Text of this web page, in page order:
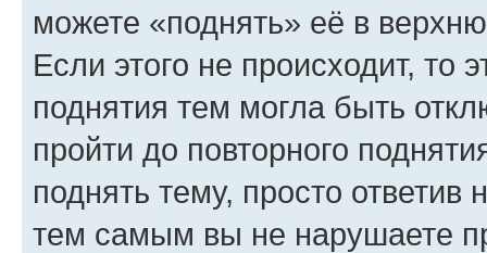
можете «поднять» её в
Если этого не происходит, то
поднятия тем могла быть
пройти до повторного
поднять тему, просто ответив
тем самым вы не нарушаете